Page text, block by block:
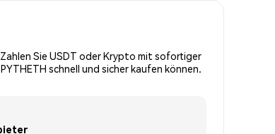
Sie USDT oder Krypto mit sofortiger
schnell und sicher kaufen können.